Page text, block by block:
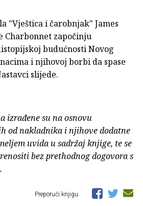
"Vještica i čarobnjak" James
Charbonnet započinju
budućnosti Novog
i njihovoj borbi da spase
slijede.
izrađene su na osnovu
od nakladnika i njihove dodatne
uvida u sadržaj knjige, te se
bez prethodnog dogovora s
Preporuči knjigu